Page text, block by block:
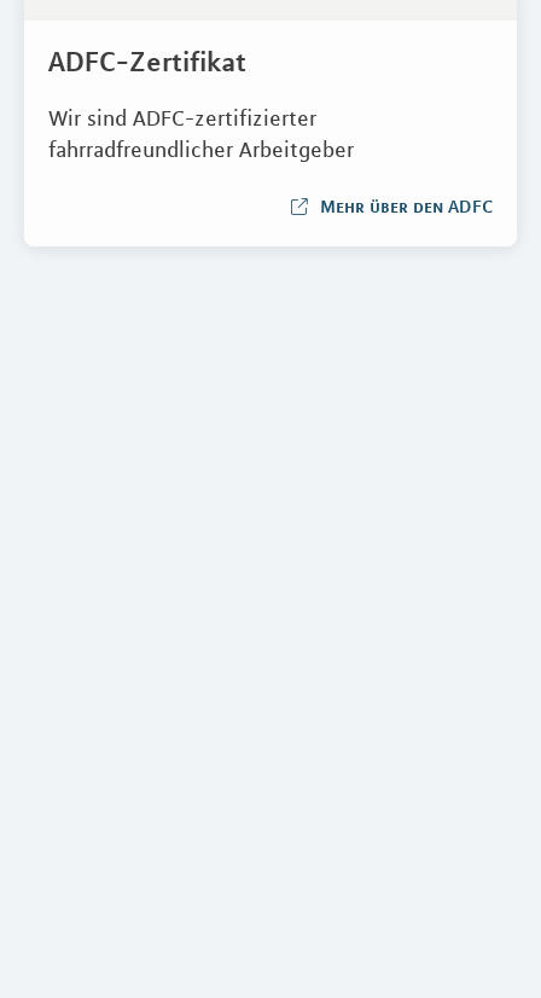
ADFC-Zertifikat
Wir sind ADFC-zertifizierter
fahrradfreundlicher Arbeitgeber
Mehr über den ADFC